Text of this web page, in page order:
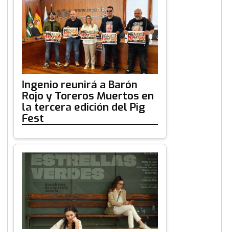
Ingenio reunirá a Barón
Rojo y Toreros Muertos en
la tercera edición del Pig
Fest